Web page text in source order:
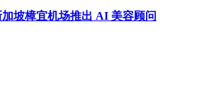
坡樟宜机场推出 AI 美容顾问